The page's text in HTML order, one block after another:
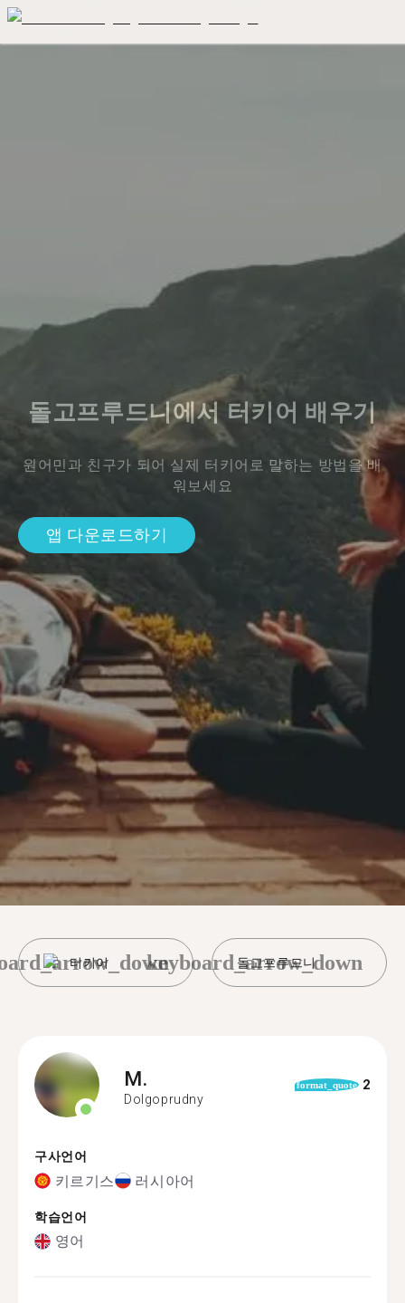
돌고프루드니에서 터키어 배우기
원어민과 친구가 되어 실제 터키어로 말하는 방법을 배
워보세요
앱 다운로드하기
터키어 돌고프루드니
keyboard_arrow_down
M.
Dolgoprudny
format_quote 2
구사언어
키르기스 러시아어
학습언어
영어